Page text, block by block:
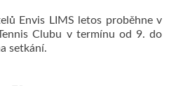
Envis LIMS letos proběhne v
Clubu v termínu od 9. do
setkání.